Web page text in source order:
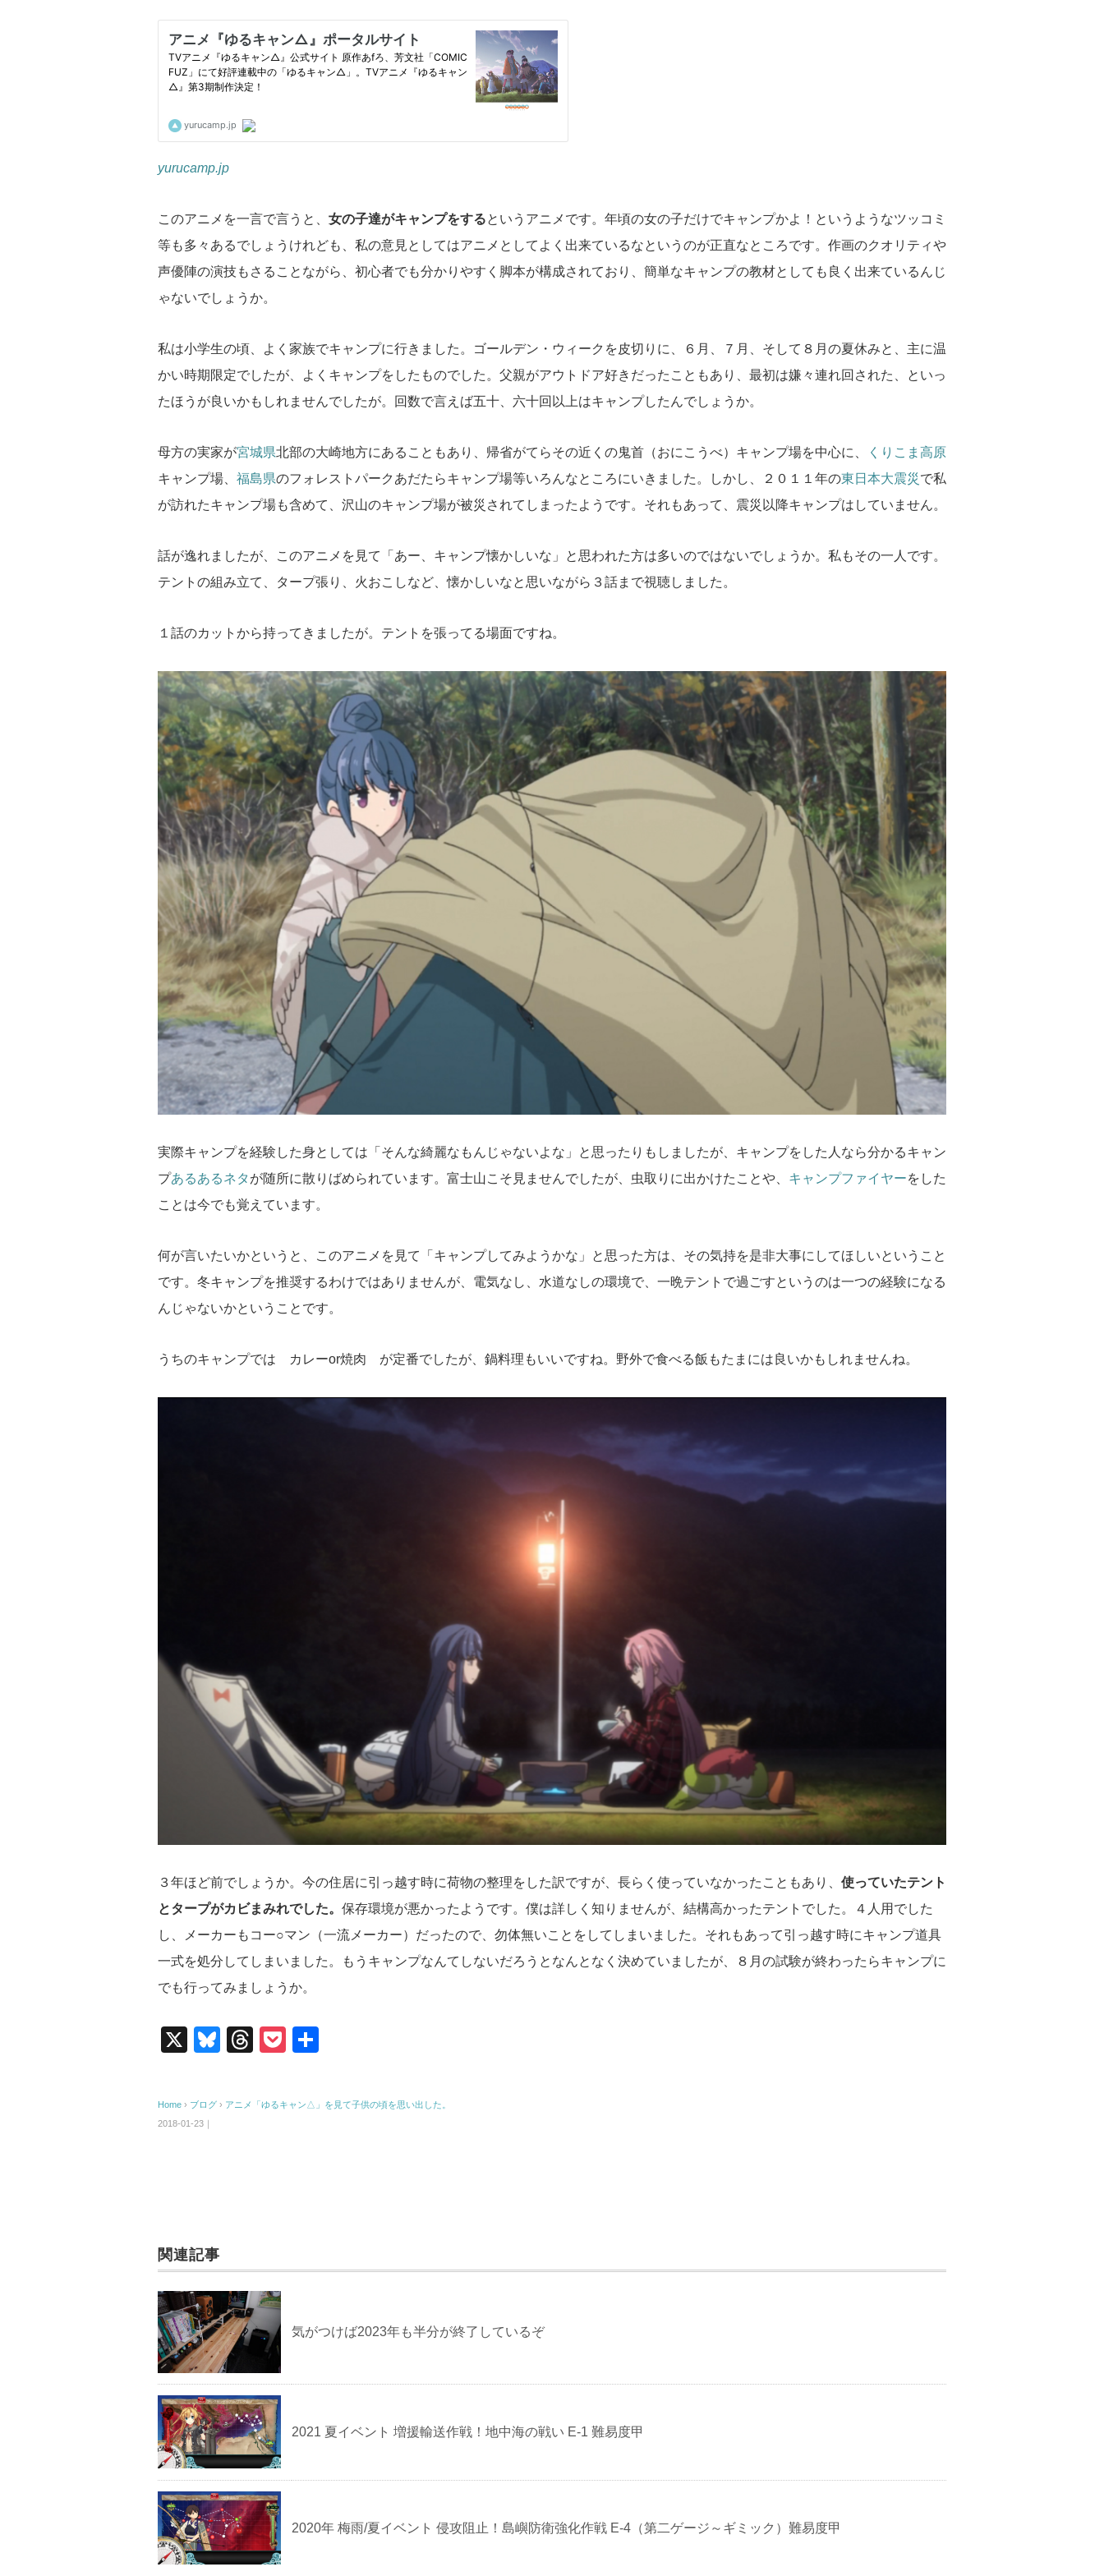
yurucamp.jp
このアニメを一言で言うと、 女の子達がキャンプをするというアニメです。年頃の女の子だけでキャンプかよ！というようなツッコミ
等も多々あるでしょうけれども、私の意見としてはアニメとしてよく出来ているなというのが正直なところです。作画のクオリティや
声優陣の演技もさることながら、初心者でも分かりやすく脚本が構成されており、簡単なキャンプの教材としても良く出来ているんじ
ゃないでしょうか。
私は小学生の頃、よく家族でキャンプに行きました。ゴールデン・ウィークを皮切りに、６月、７月、そして８月の夏休みと、主に温
かい時期限定でしたが、よくキャンプをしたものでした。父親がアウトドア好きだったこともあり、最初は嫌々連れ回された、といっ
たほうが良いかもしれませんでしたが。回数で言えば五十、六十回以上はキャンプしたんでしょうか。
母方の実家が宮城県北部の大崎地方にあることもあり、帰省がてらその近くの鬼首（おにこうべ）キャンプ場を中心に、
くりこま高原
キャンプ場、 福島県のフォレストパークあだたらキャンプ場等いろんなところにいきました。しかし、２０１１年の東日本大震災 で私
が訪れたキャンプ場も含めて、沢山のキャンプ場が被災されてしまったようです。それもあって、震災以降キャンプはしていません。
話が逸れましたが、このアニメを見て「あー、キャンプ懐かしいな」と思われた方は多いのではないでしょうか。私もその一人です。
テントの組み立て、タープ張り、火おこしなど、懐かしいなと思いながら３話まで視聴しました。
１話のカットから持ってきましたが。テントを張ってる場面ですね。
実際キャンプを経験した身としては「そんな綺麗なもんじゃないよな」と思ったりもしましたが、キャンプをした人なら分かるキャン
プあるあるネタ が随所に散りばめられています。富士山こそ見ませんでしたが、虫取りに出かけたことや、 キャンプファイヤーをした
ことは今でも覚えています。
何が言いたいかというと、このアニメを見て「キャンプしてみようかな」と思った方は、その気持を是非大事にしてほしいということ
です。冬キャンプを推奨するわけではありませんが、電気なし、水道なしの環境で、一晩テントで過ごすというのは一つの経験になる
んじゃないかということです。
うちのキャンプでは カレーor焼肉 が定番でしたが、鍋料理もいいですね。野外で食べる飯もたまには良いかもしれませんね。
３年ほど前でしょうか。今の住居に引っ越す時に荷物の整理をした訳ですが、長らく使っていなかったこともあり、 使っていたテント
とタープがカビまみれでした。 保存環境が悪かったようです。僕は詳しく知りませんが、結構高かったテントでした。４人用でした
し、メーカーもコー○マン（一流メーカー）だったので、勿体無いことをしてしまいました。それもあって引っ越す時にキャンプ道具
一式を処分してしまいました。もうキャンプなんてしないだろうとなんとなく決めていましたが、８月の試験が終わったらキャンプに
でも行ってみましょうか。
X
Bl
sk
T
a
P
et
Home › ブログ › アニメ「ゆるキャン△」を見て子供の頃を思い出した。
2018-01-23｜
関連記事
気がつけば2023年も半分が終了しているぞ
2021 夏イベント 増援輸送作戦！地中海の戦い E-1 難易度甲
2020年 梅雨/夏イベント 侵攻阻止！島嶼防衛強化作戦 E-4（第二ゲージ～ギミック）難易度甲